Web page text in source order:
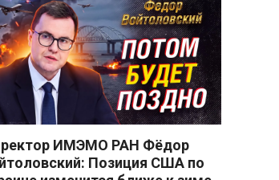
ИМЭМО РАН Фёдор
Позиция США по